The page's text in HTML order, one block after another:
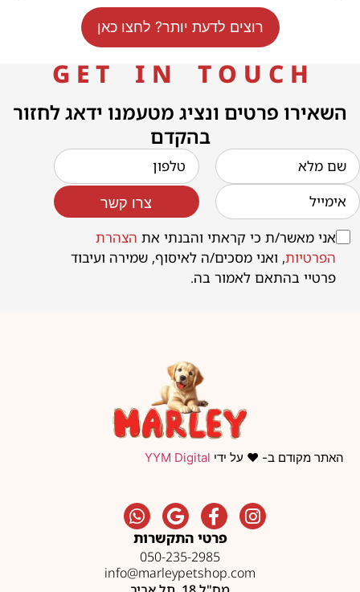
רוצים לדעת יותר? לחצו כאן
G E T I N T O U C H
השאירו פרטים ונציג מטעמנו ידאג לחזור
בהקדם
אני מאשר/ת כי קראתי והבנתי את הצהרת
הפרטיות, ואני מסכים/ה לאיסוף, שמירה ועיבוד
פרטיי בהתאם לאמור בה.
צרו קשר
האתר מקודם ב- ❤️ על ידי YYM Digital
פרטי התקשרות
050-235-2985
info@marleypetshop.com